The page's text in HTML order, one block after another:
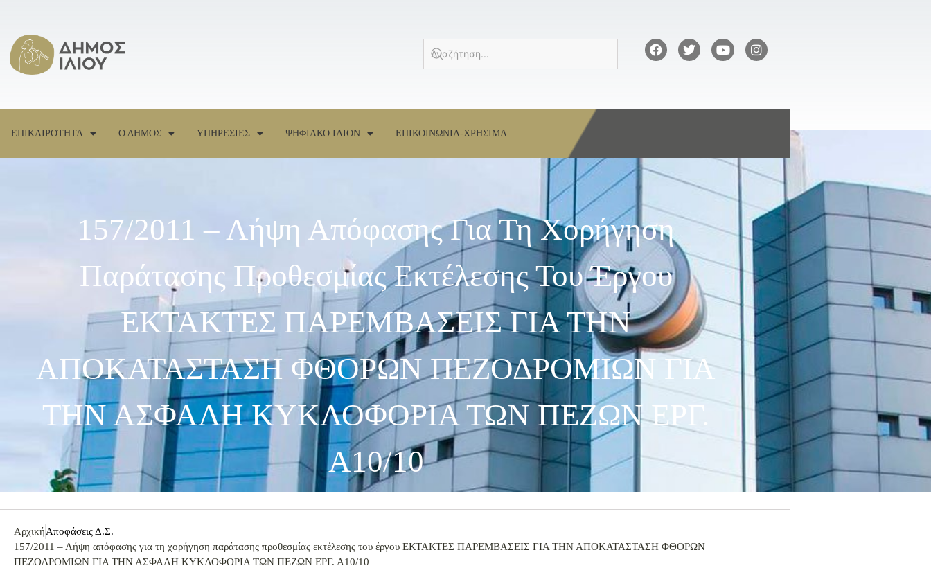
ΕΠΙΚΑΙΡΟΤΗΤΑ Ο ΔΗΜΟΣ ΥΠΗΡΕΣΙΕΣ ΨΗΦΙΑΚΟ ΙΛΙΟΝ ΕΠΙΚΟΙΝΩΝΙΑ-ΧΡΗΣΙΜΑ
157/2011 – Λήψη Απόφασης Για Τη Χορήγηση
Παράτασης Προθεσμίας Εκτέλεσης Του Έργου
ΕΚΤΑΚΤΕΣ ΠΑΡΕΜΒΑΣΕΙΣ ΓΙΑ ΤΗΝ
ΑΠΟΚΑΤΑΣΤΑΣΗ ΦΘΟΡΩΝ ΠΕΖΟΔΡΟΜΙΩΝ ΓΙΑ
ΤΗΝ ΑΣΦΑΛΗ ΚΥΚΛΟΦΟΡΙΑ ΤΩΝ ΠΕΖΩΝ ΕΡΓ.
Α10/10
ΑρχικήΑποφάσεις Δ.Σ.
157/2011 – Λήψη απόφασης για τη χορήγηση παράτασης προθεσμίας εκτέλεσης του έργου ΕΚΤΑΚΤΕΣ ΠΑΡΕΜΒΑΣΕΙΣ ΓΙΑ ΤΗΝ ΑΠΟΚΑΤΑΣΤΑΣΗ ΦΘΟΡΩΝ
ΠΕΖΟΔΡΟΜΙΩΝ ΓΙΑ ΤΗΝ ΑΣΦΑΛΗ ΚΥΚΛΟΦΟΡΙΑ ΤΩΝ ΠΕΖΩΝ ΕΡΓ. Α10/10